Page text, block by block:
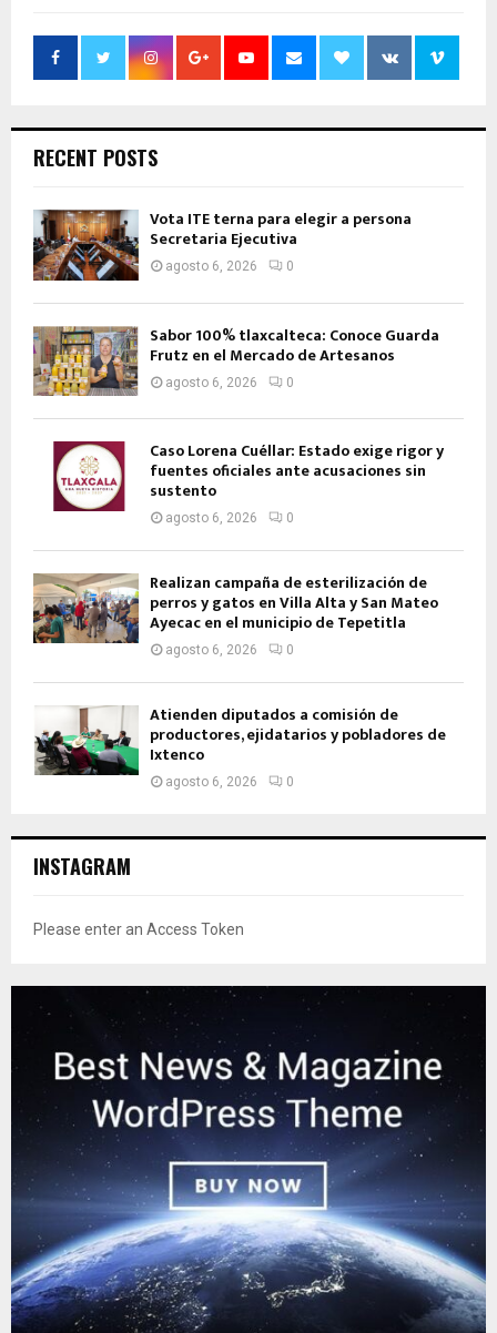
RECENT POSTS
Vota ITE terna para elegir a persona
Secretaria Ejecutiva
agosto 6, 2026 0
Sabor 100% tlaxcalteca: Conoce Guarda
Frutz en el Mercado de Artesanos
agosto 6, 2026 0
Caso Lorena Cuéllar: Estado exige rigor y
fuentes oficiales ante acusaciones sin
sustento
agosto 6, 2026 0
Realizan campaña de esterilización de
perros y gatos en Villa Alta y San Mateo
Ayecac en el municipio de Tepetitla
agosto 6, 2026 0
Atienden diputados a comisión de
productores, ejidatarios y pobladores de
Ixtenco
agosto 6, 2026 0
INSTAGRAM
Please enter an Access Token